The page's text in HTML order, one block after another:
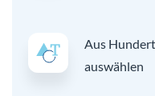
Aus
auswählen